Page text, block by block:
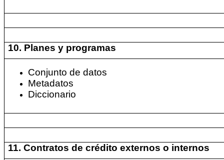
10. Planes y programas
Conjunto de datos
Metadatos
Diccionario
11. Contratos de crédito externos o internos